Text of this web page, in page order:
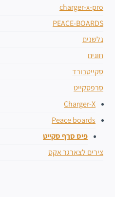
charger-x-pro
PEACE-BOARDS
גלשנים
חוגים
סקייטבורד
סרפסקייט
Charger-X
Peace boards
פיס סרף סקייט
צירים לצארגר אקס